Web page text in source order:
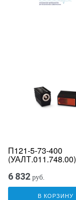
П121-5-73-400
(УАЛТ.011.748.00)
6 832 руб.
В КОРЗИНУ